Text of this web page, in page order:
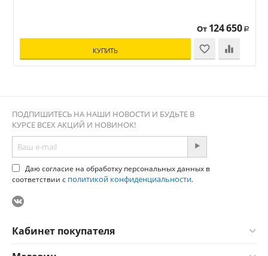
От 124 650 Р
КУПИТЬ
ПОДПИШИТЕСЬ НА НАШИ НОВОСТИ И БУДЬТЕ В
КУРСЕ ВСЕХ АКЦИЙ И НОВИНОК!
Даю согласие на обработку персональных данных в
соответствии с политикой конфиденциальности.
Кабинет покупателя